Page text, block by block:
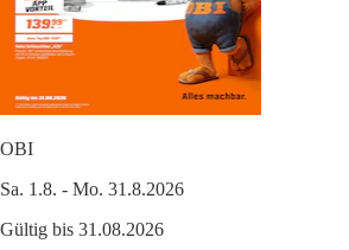
OBI
Sa. 1.8. - Mo. 31.8.2026
Gültig bis 31.08.2026